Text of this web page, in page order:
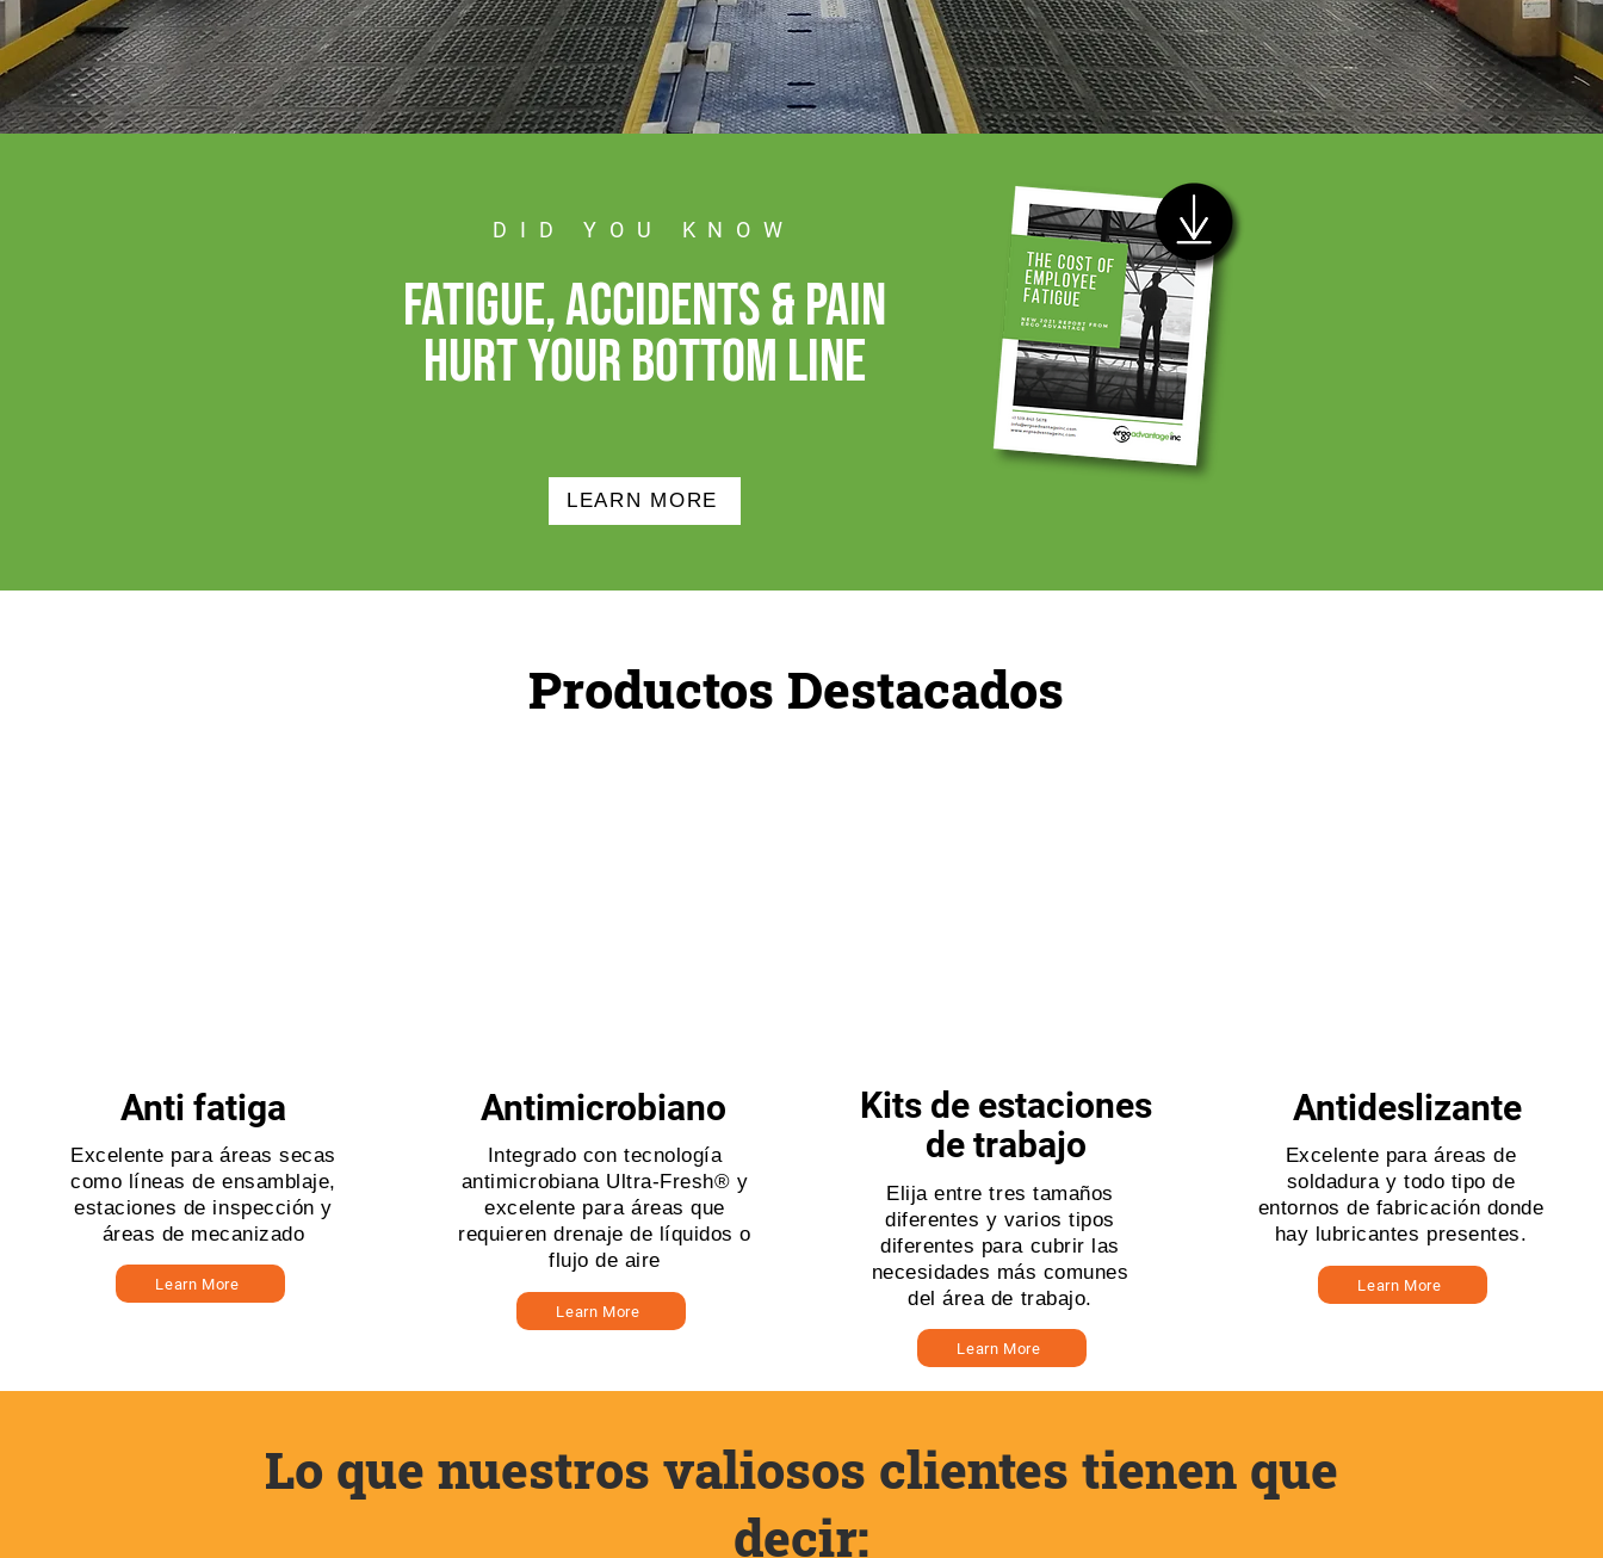
DID YOU KNOW
fatigue, accidents & pain
hurt your bottom line
LEARN MORE
Productos Destacados
Anti fatiga
Excelente para áreas secas
como líneas de ensamblaje,
estaciones de inspección y
áreas de mecanizado
Learn More
Antimicrobiano
Integrado con tecnología
antimicrobiana Ultra-Fresh® y
excelente para áreas que
requieren drenaje de líquidos o
flujo de aire
Learn More
Kits de estaciones
de trabajo
Elija entre tres tamaños
diferentes y varios tipos
diferentes para cubrir las
necesidades más comunes
del área de trabajo.
Learn More
Antideslizante
Excelente para áreas de
soldadura y todo tipo de
entornos de fabricación donde
hay lubricantes presentes.
Learn More
Lo que nuestros valiosos clientes tienen que
decir: